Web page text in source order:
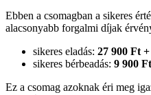
Ebben a csomagban a sikeres
alacsonyabb forgalmi díjak
sikeres eladás: 27 900 Ft
sikeres bérbeadás: 9 900
Ez a csomag azoknak éri meg